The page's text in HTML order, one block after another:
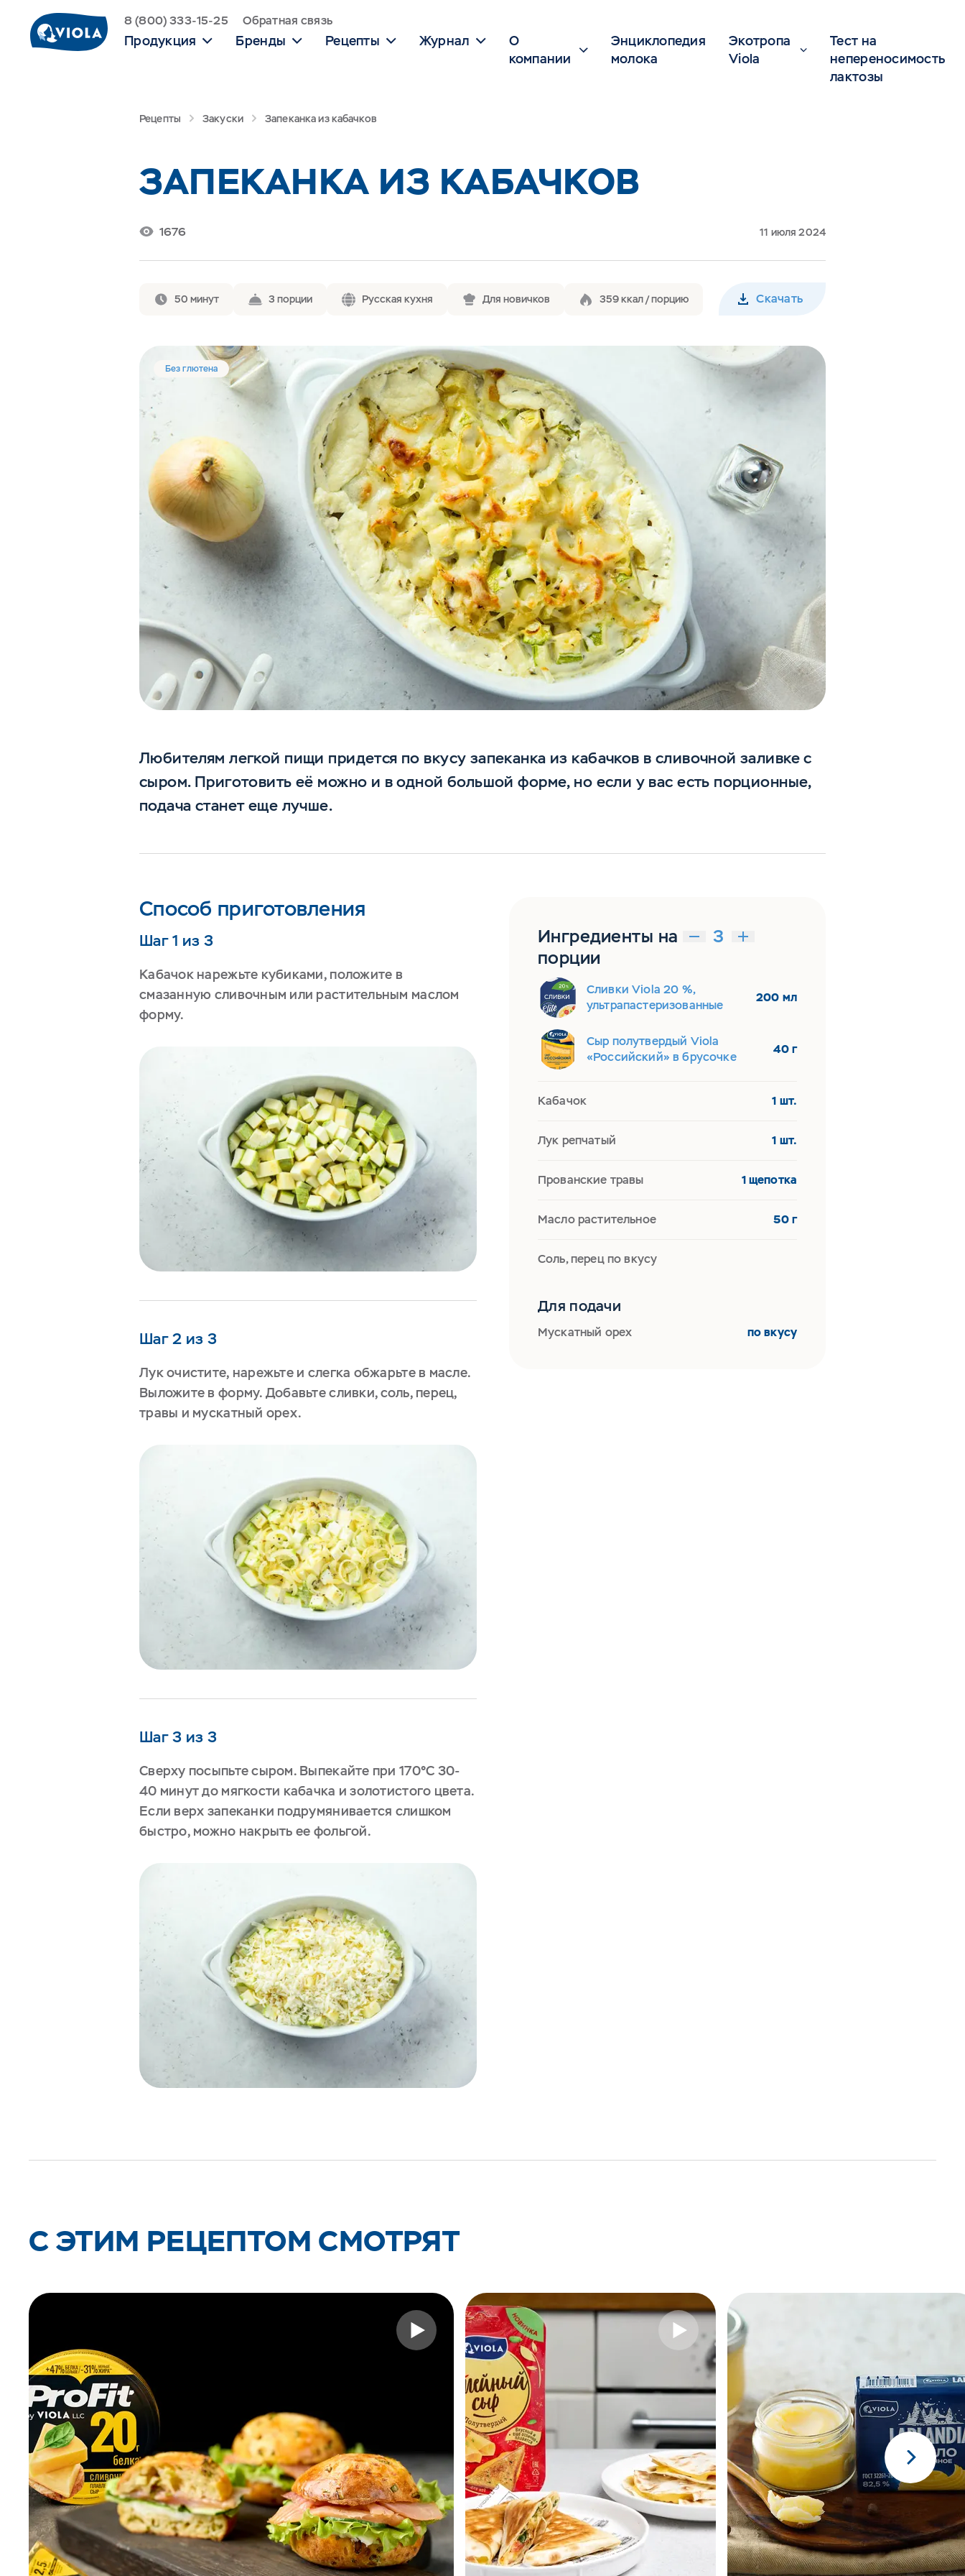
8 (800) 333-15-25 Обратная связь
Продукция Бренды Рецепты Журнал
О
компании
Энциклопедия
молока
Экотропа
Viola
Тест на
непереносимость
лактозы
Рецепты Закуски Запеканка из кабачков
ЗАПЕКАНКА ИЗ КАБАЧКОВ
1676 11 июля 2024
50 минут 3 порции Русская кухня Для новичков 359 ккал / порцию Скачать
Без глютена
Любителям легкой пищи придется по вкусу запеканка из кабачков в сливочной заливке с
сыром. Приготовить её можно и в одной большой форме, но если у вас есть порционные,
подача станет еще лучше.
Способ приготовления
Шаг 1 из 3
Кабачок нарежьте кубиками, положите в
смазанную сливочным или растительным маслом
форму.
Шаг 2 из 3
Лук очистите, нарежьте и слегка обжарьте в масле.
Выложите в форму. Добавьте сливки, соль, перец,
травы и мускатный орех.
Шаг 3 из 3
Сверху посыпьте сыром. Выпекайте при 170°C 30-
40 минут до мягкости кабачка и золотистого цвета.
Если верх запеканки подрумянивается слишком
быстро, можно накрыть ее фольгой.
Ингредиенты на
порции
Сливки Viola 20 %,
ультрапастеризованные
200 мл
Сыр полутвердый Viola
«Российский» в брусочке
40 г
Кабачок 1 шт.
Лук репчатый 1 шт.
Прованские травы 1 щепотка
Масло растительное 50 г
Соль, перец по вкусу
Для подачи
Мускатный орех по вкусу
C ЭТИМ РЕЦЕПТОМ СМОТРЯТ